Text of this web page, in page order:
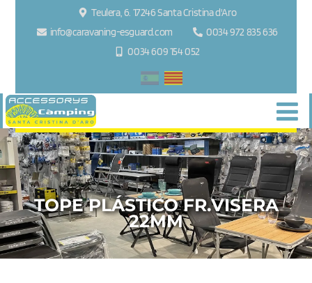
Teulera, 6. 17246 Santa Cristina d'Aro
info@caravaning-esguard.com
0034 972 835 636
0034 609 154 052
TOPE PLÁSTICO FR.VISERA
22MM